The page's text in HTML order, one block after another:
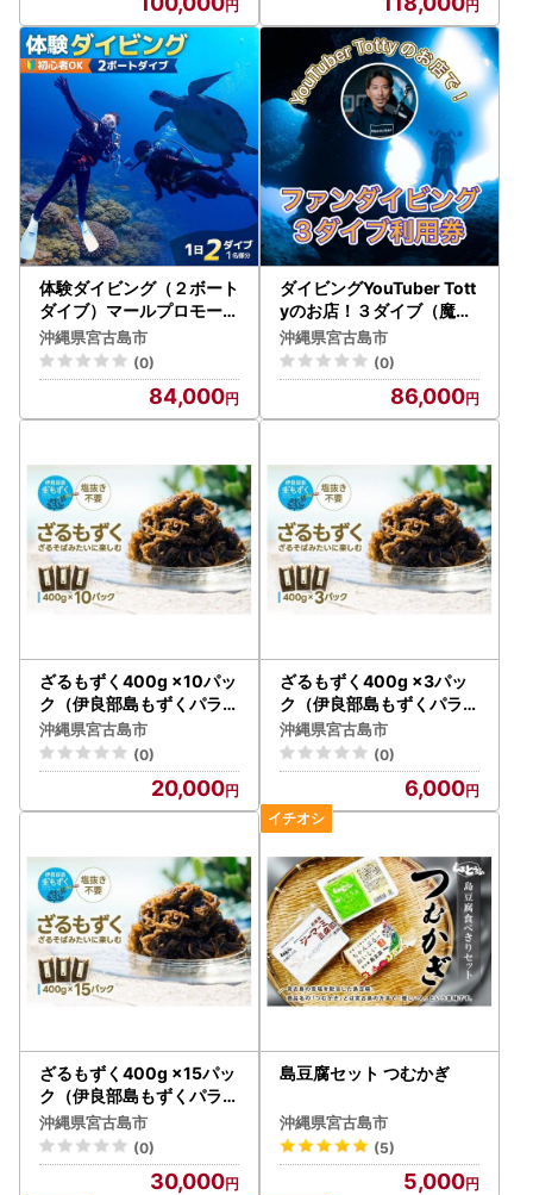
体験ダイビング（２ボート
ダイブ）マールプロモーシ
ョン（MA01）
沖縄県宮古島市
(0)
84,000
ダイビングYouTuber Tott
yのお店！３ダイブ（魔王
の宮殿など）BIGHOLIDA
Y（DB01）
沖縄県宮古島市
(0)
86,000
ざるもずく400g ×10パッ
ク（伊良部島もずくパラダ
イス）（HW03）
沖縄県宮古島市
(0)
20,000
ざるもずく400g ×3パッ
ク（伊良部島もずくパラダ
イス）（HW01）
沖縄県宮古島市
(0)
6,000
ざるもずく400g ×15パッ
ク（伊良部島もずくパラダ
イス）（HW04）
沖縄県宮古島市
(0)
30,000
島豆腐セット つむかぎ
沖縄県宮古島市
(5)
5,000